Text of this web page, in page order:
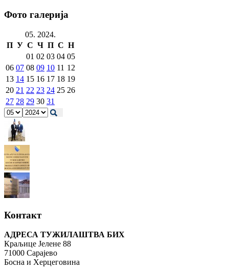
Фото галерија
05. 2024.
П У С Ч П С Н
01 02 03 04 05
06 07 08 09 10 11 12
13 14 15 16 17 18 19
20 21 22 23 24 25 26
27 28 29 30 31
Контакт
АДРЕСА ТУЖИЛАШТВА БИХ
Краљице Јелене 88
71000 Сарајево
Босна и Херцеговина